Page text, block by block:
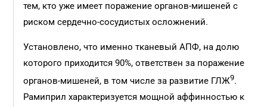
тем, кто уже имеет поражение органов-мишеней с
риском сердечно-сосудистых осложнений.
Установлено, что именно тканевый АПФ, на долю
которого приходится 90%, ответствен за поражение
органов-мишеней, в том числе за развитие ГЛЖ9.
Рамиприл характеризуется мощной аффинностью к